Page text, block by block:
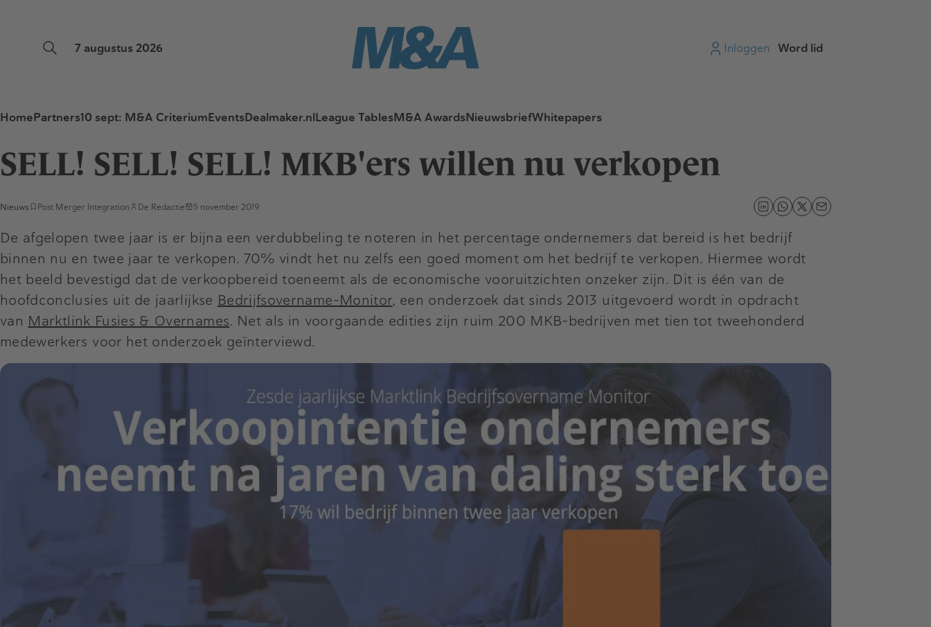
7 augustus 2026 Inloggen Word lid
HomePartners10 sept: M&A CriteriumEventsDealmaker.nlLeague TablesM&A AwardsNieuwsbriefWhitepapers
SELL! SELL! SELL! MKB'ers willen nu verkopen
Nieuws Post Merger Integration De Redactie 5 november 2019
De afgelopen twee jaar is er bijna een verdubbeling te noteren in het percentage ondernemers dat bereid is het bedrijf
binnen nu en twee jaar te verkopen. 70% vindt het nu zelfs een goed moment om het bedrijf te verkopen. Hiermee wordt
het beeld bevestigd dat de verkoopbereid toeneemt als de economische vooruitzichten onzeker zijn. Dit is één van de
hoofdconclusies uit de jaarlijkse Bedrijfsovername-Monitor, een onderzoek dat sinds 2013 uitgevoerd wordt in opdracht
van Marktlink Fusies & Overnames. Net als in voorgaande edities zijn ruim 200 MKB-bedrijven met tien tot tweehonderd
medewerkers voor het onderzoek geïnterviewd.